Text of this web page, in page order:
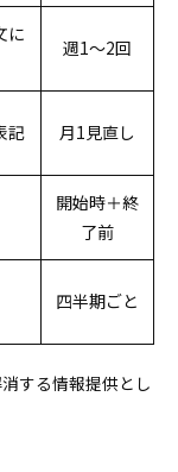
に
週1〜2回
記 月1見直し
開始時＋終
了前
四半期ごと
する情報提供とし